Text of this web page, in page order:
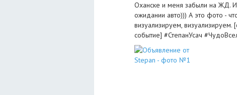
Оханске и меня забыли на ЖД.
ожидании авто))) А это фото -
визуализируем,
событие] #СтепанУсач